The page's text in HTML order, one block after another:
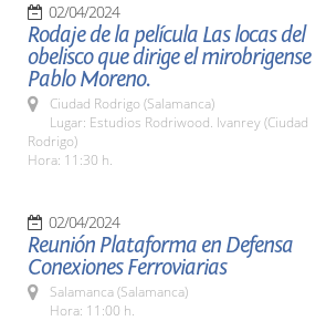
02/04/2024
Rodaje de la película Las locas del
obelisco que dirige el mirobrigense
Pablo Moreno.
Ciudad Rodrigo (Salamanca)
Lugar: Estudios Rodriwood. Ivanrey (Ciudad
Rodrigo)
Hora: 11:30 h.
02/04/2024
Reunión Plataforma en Defensa
Conexiones Ferroviarias
Salamanca (Salamanca)
Hora: 11:00 h.